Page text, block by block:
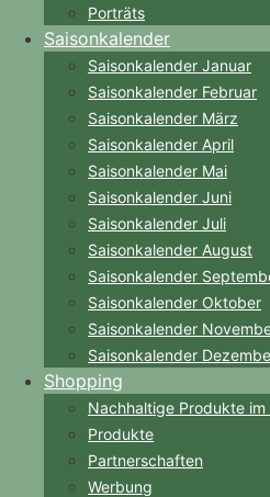
Porträts
Saisonkalender
Saisonkalender Januar
Saisonkalender Februar
Saisonkalender März
Saisonkalender April
Saisonkalender Mai
Saisonkalender Juni
Saisonkalender Juli
Saisonkalender August
Saisonkalender
Saisonkalender Oktober
Saisonkalender
Saisonkalender
Shopping
Nachhaltige Produkte
Produkte
Partnerschaften
Werbung